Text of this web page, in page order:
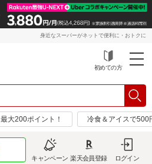
身近なスーパーがネットで便利に・おトクに
初めての方
最大200ポイント！ 冷食＆アイスで500
キャンペーン 楽天会員登録 ログイン